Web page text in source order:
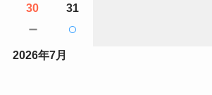
30
－
31
○
2026年7月